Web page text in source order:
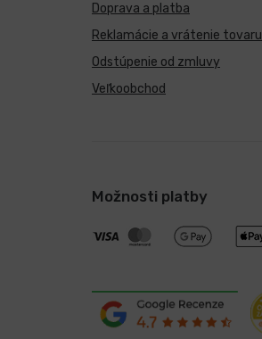
Doprava a platba
Reklamácie a vrátenie tovaru
Odstúpenie od zmluvy
Veľkoobchod
Možnosti platby